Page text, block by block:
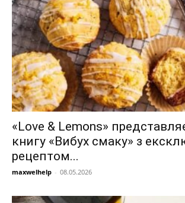
«Love & Lemons»
книгу «Вибух смаку» з
рецептом...
maxwelhelp - 08.05.2026